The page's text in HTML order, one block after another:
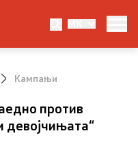
MK
Кампањи
против
девојчињата“